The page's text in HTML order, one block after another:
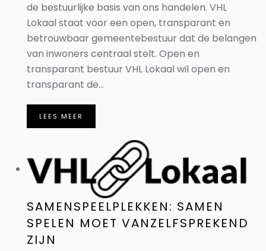
de bestuurlijke basis van ons handelen. VHL
Lokaal staat voor een open, transparant en
betrouwbaar gemeentebestuur dat de belangen
van inwoners centraal stelt. Open en
transparant bestuur VHL Lokaal wil open en
transparant de...
LEES MEER
SAMENSPEELPLEKKEN: SAMEN
SPELEN MOET VANZELFSPREKEND
ZIJN